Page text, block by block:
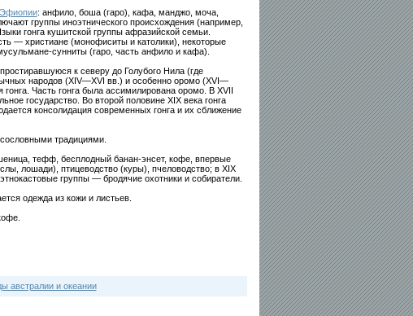
Эфиопии: анфило, боша (гаро), кафа, манджо, моча,
группы иноэтнического происхождения (например,
гонга кушитской группы афразийской семьи.
— христиане (монофиситы и католики), некоторые
сунниты (гаро, часть анфило и кафа).
к северу до Голубого Нила (где
народов (XIV—XVI вв.) и особенно оромо (XVI—
Часть гонга была ассимилирована оромо. В XVII
государство. Во второй половине XIX века гонга
консолидация современных гонга и их сближение
традициями.
тефф, бесплодный банан-энсет, кофе, впервые
лошади), птицеводство (куры), пчеловодство; в XIX
группы — бродячие охотники и собиратели.
одежда из кожи и листьев.
австралии и океании